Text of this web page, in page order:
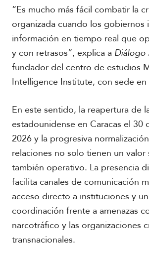
e
“Es mucho más fácil combatir la
organizada cuando los gobiernos
información en tiempo real que
y con retrasos”, explica a Diálogo
fundador del centro de estudios
Intelligence Institute, con sede en
En este sentido, la reapertura de
estadounidense en Caracas el 30
2026 y la progresiva
relaciones no solo tienen un
también operativo. La presencia
facilita canales de comunicación
acceso directo a instituciones y
coordinación frente a amenazas
narcotráfico y las organizaciones
transnacionales.